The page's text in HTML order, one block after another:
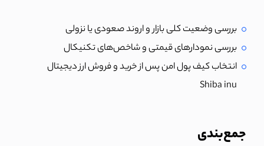
بررسی وضعیت کلی بازار و اروند صعودی یا نزولی
بررسی نمودارهای قیمتی و شاخص‌های تکنیکال
انتخاب کیف پول امن پس از خرید و فروش ارز دیجیتال
Shiba inu
جمع‌بندی